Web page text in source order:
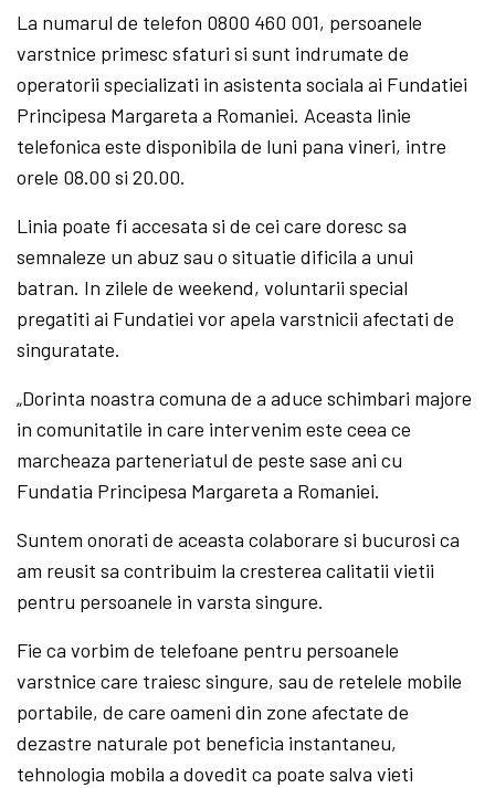
La numarul de telefon 0800 460 001, persoanele
varstnice primesc sfaturi si sunt indrumate de
operatorii specializati in asistenta sociala ai Fundatiei
Principesa Margareta a Romaniei. Aceasta linie
telefonica este disponibila de luni pana vineri, intre
orele 08.00 si 20.00.
Linia poate fi accesata si de cei care doresc sa
semnaleze un abuz sau o situatie dificila a unui
batran. In zilele de weekend, voluntarii special
pregatiti ai Fundatiei vor apela varstnicii afectati de
singuratate.
„Dorinta noastra comuna de a aduce schimbari majore
in comunitatile in care intervenim este ceea ce
marcheaza parteneriatul de peste sase ani cu
Fundatia Principesa Margareta a Romaniei.
Suntem onorati de aceasta colaborare si bucurosi ca
am reusit sa contribuim la cresterea calitatii vietii
pentru persoanele in varsta singure.
Fie ca vorbim de telefoane pentru persoanele
varstnice care traiesc singure, sau de retelele mobile
portabile, de care oameni din zone afectate de
dezastre naturale pot beneficia instantaneu,
tehnologia mobila a dovedit ca poate salva vieti